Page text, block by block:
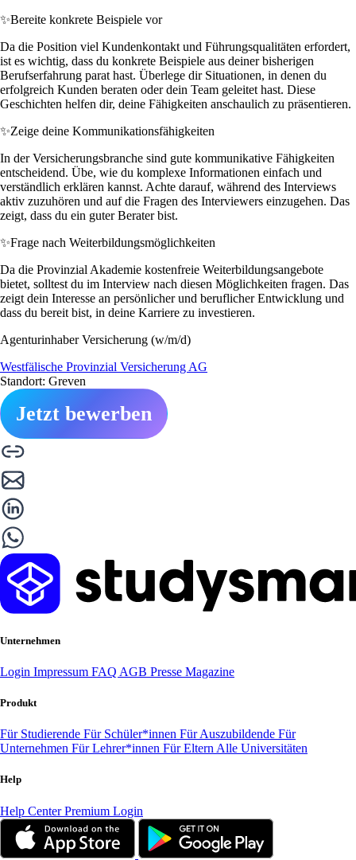
✨Bereite konkrete Beispiele vor
Da die Position viel Kundenkontakt und Führungsqualitäten erfordert,
ist es wichtig, dass du konkrete Beispiele aus deiner bisherigen
Berufserfahrung parat hast. Überlege dir Situationen, in denen du
erfolgreich Kunden beraten oder dein Team geleitet hast. Diese
Geschichten helfen dir, deine Fähigkeiten anschaulich zu präsentieren.
✨Zeige deine Kommunikationsfähigkeiten
In der Versicherungsbranche sind gute kommunikative Fähigkeiten
entscheidend. Übe, wie du komplexe Informationen einfach und
verständlich erklären kannst. Achte darauf, während des Interviews
aktiv zuzuhören und auf die Fragen des Interviewers einzugehen. Das
zeigt, dass du ein guter Berater bist.
✨Frage nach Weiterbildungsmöglichkeiten
Da die Provinzial Akademie kostenfreie Weiterbildungsangebote
bietet, solltest du im Interview nach diesen Möglichkeiten fragen. Das
zeigt dein Interesse an persönlicher und beruflicher Entwicklung und
dass du bereit bist, in deine Karriere zu investieren.
Agenturinhaber Versicherung (w/m/d)
Westfälische Provinzial Versicherung AG
Standort: Greven
Jetzt bewerben
Unternehmen
Login Impressum FAQ AGB Presse Magazine
Produkt
Für Studierende Für Schüler*innen Für Auszubildende Für
Unternehmen Für Lehrer*innen Für Eltern Alle Universitäten
Help
Help CenterPremium Login